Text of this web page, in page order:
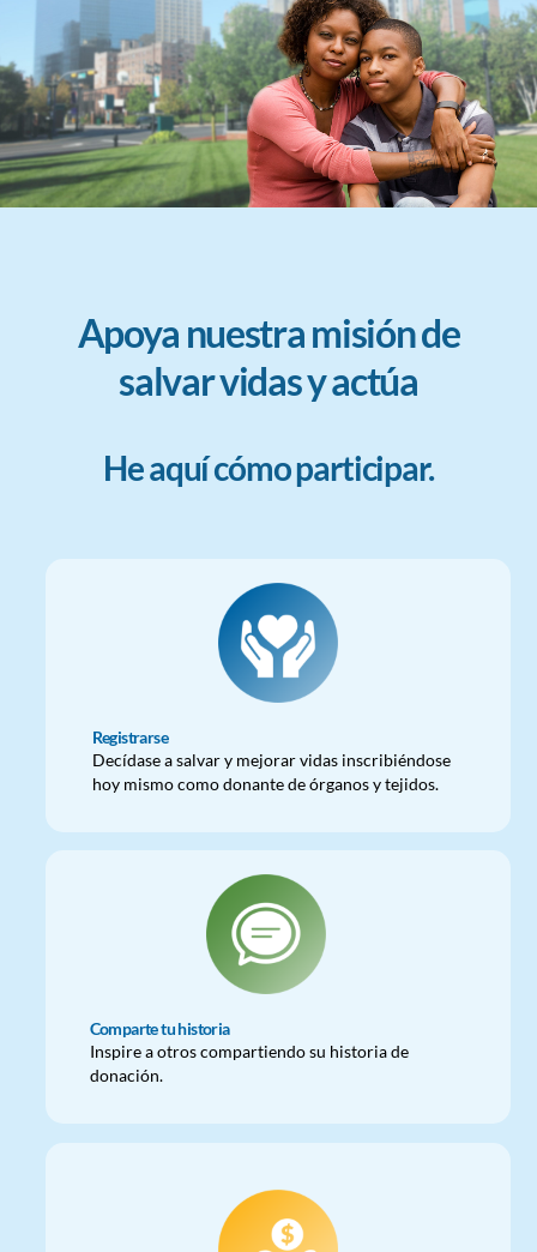
Apoya nuestra misión de
salvar vidas y actúa
He aquí cómo participar.
Registrarse
Decídase a salvar y mejorar vidas inscribiéndose
hoy mismo como donante de órganos y tejidos.
Comparte tu historia
Inspire a otros compartiendo su historia de
donación.